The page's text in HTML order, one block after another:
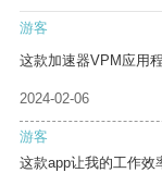
游客
这款加速器VPM应用
2024-02-06
游客
这款app让我的工作效